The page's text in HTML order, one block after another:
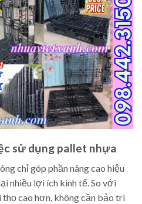
sử dụng pallet nhựa
chỉ góp phần nâng cao hiệu
nhiều lợi ích kinh tế. So với
cao hơn, không cần bảo trì